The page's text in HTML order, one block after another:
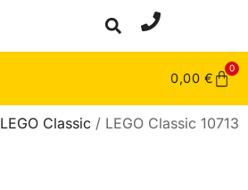
0,00 €
0
LEGO Classic / LEGO Classic 10713